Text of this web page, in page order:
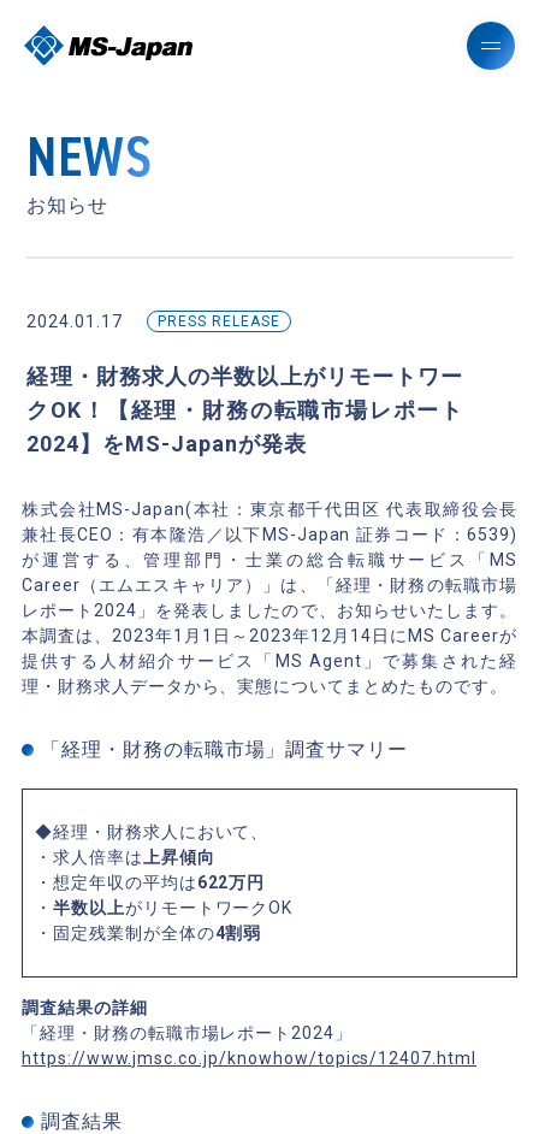
NEWS
お知らせ
2024.01.17 PRESS RELEASE
経理・財務求人の半数以上がリモートワー
クOK！【経理・財務の転職市場レポート
2024】をMS-Japanが発表
株式会社MS-Japan(本社：東京都千代田区 代表取締役会長
兼社長CEO：有本隆浩／以下MS-Japan 証券コード：6539)
が運営する、管理部門・士業の総合転職サービス「MS
Career（エムエスキャリア）」は、「経理・財務の転職市場
レポート2024」を発表しましたので、お知らせいたします。
本調査は、2023年1月1日～2023年12月14日にMS Careerが
提供する人材紹介サービス「MS Agent」で募集された経
理・財務求人データから、実態についてまとめたものです。
「経理・財務の転職市場」調査サマリー
◆経理・財務求人において、
・求人倍率は
上昇傾向
・想定年収の平均は622万円
・ 半数以上がリモートワークOK
・固定残業制が全体の4割弱
調査結果の詳細
「経理・財務の転職市場レポート2024」
https://www.jmsc.co.jp/knowhow/topics/12407.html
調査結果